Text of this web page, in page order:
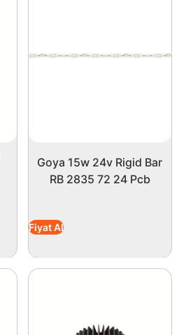
Goya 15w 24v Rigid Bar
RB 2835 72 24 Pcb
Fiyat Al